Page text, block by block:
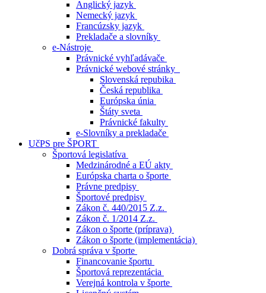
Anglický jazyk
Nemecký jazyk
Francúzsky jazyk
Prekladače a slovníky
e-Nástroje
Právnické vyhľadávače
Právnické webové stránky
Slovenská repubika
Česká republika
Európska únia
Štáty sveta
Právnické fakulty
e-Slovníky a prekladače
UčPS pre ŠPORT
Športová legislatíva
Medzinárodné a EÚ akty
Európska charta o športe
Právne predpisy
Športové predpisy
Zákon č. 440/2015 Z.z.
Zákon č. 1/2014 Z.z.
Zákon o športe (príprava)
Zákon o športe (implementácia)
Dobrá správa v športe
Financovanie športu
Športová reprezentácia
Verejná kontrola v športe